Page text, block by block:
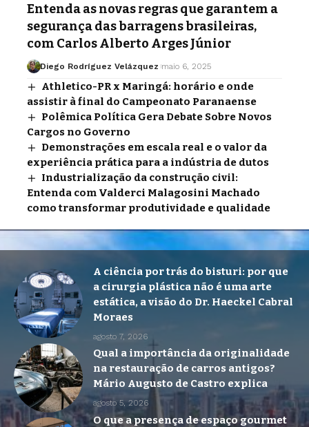
Entenda as novas regras que garantem a
segurança das barragens brasileiras,
com Carlos Alberto Arges Júnior
Diego Rodríguez Velázquez maio 6, 2025
Athletico-PR x Maringá: horário e onde
assistir à final do Campeonato Paranaense
Polêmica Política Gera Debate Sobre Novos
Cargos no Governo
Demonstrações em escala real e o valor da
experiência prática para a indústria de dutos
Industrialização da construção civil:
Entenda com Valderci Malagosini Machado
como transformar produtividade e qualidade
A ciência por trás do bisturi: por que
a cirurgia plástica não é uma arte
estática, a visão do Dr. Haeckel Cabral
Moraes
agosto 7, 2026
Qual a importância da originalidade
na restauração de carros antigos?
Mário Augusto de Castro explica
agosto 5, 2026
O que a presença de espaço gourmet